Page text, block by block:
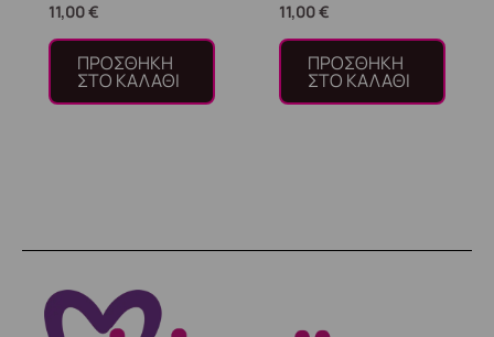
11,00€
ΠΡΟΣΘΉΚΗ
ΣΤΟ ΚΑΛΆΘΙ
11,00€
ΠΡΟΣΘΉΚΗ
ΣΤΟ ΚΑΛΆΘΙ